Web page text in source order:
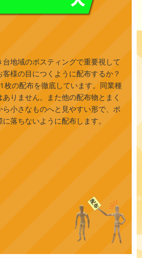
地域のポスティングで重要視して
様の目につくように配布するか？
枚の配布を徹底しています。同業種
りません。また他の配布物とまく
小さなものへと見やすい形で、ポ
落ちないように配布します。